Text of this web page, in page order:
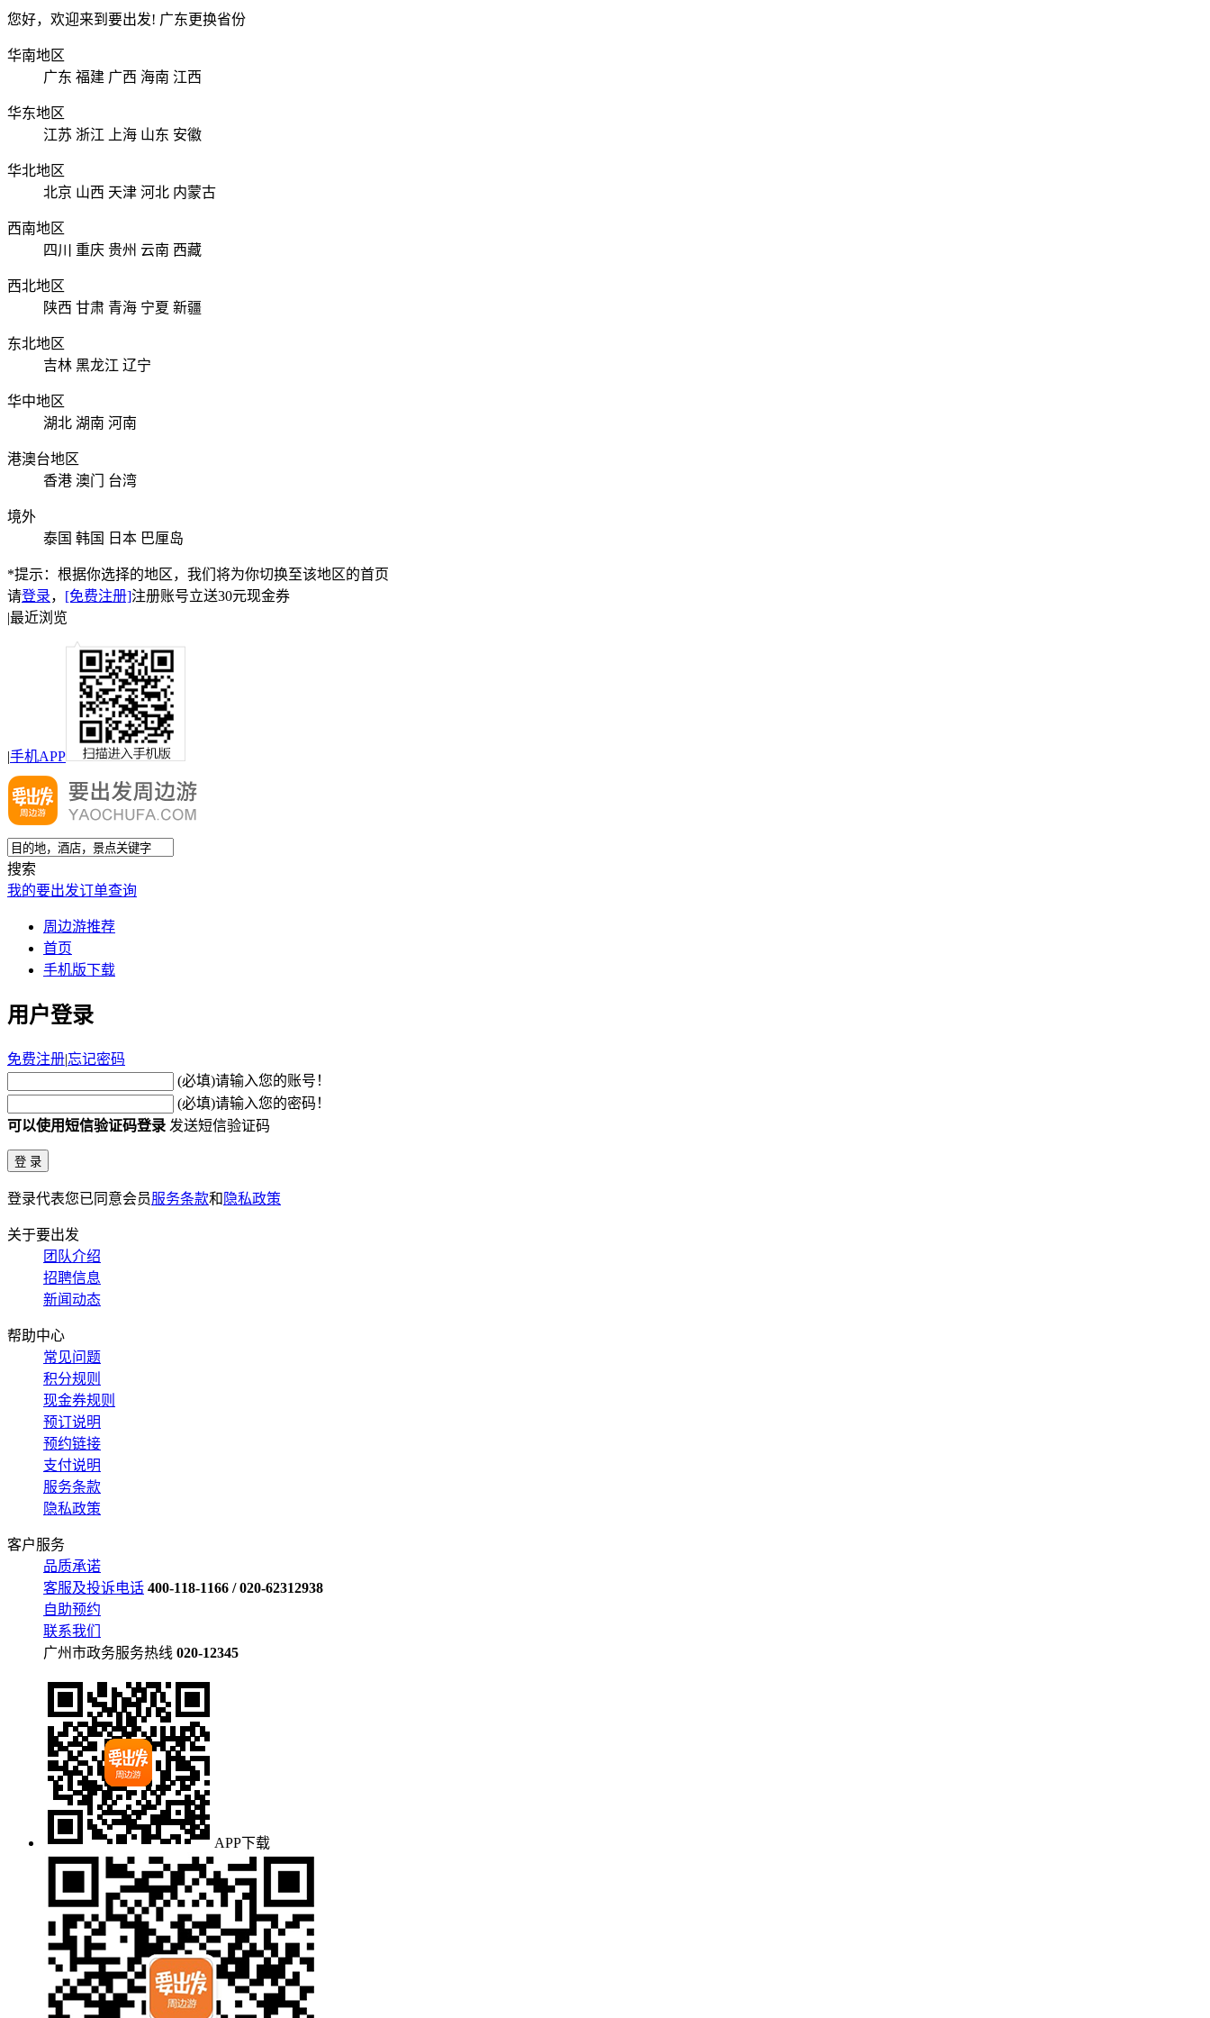
您好，欢迎来到要出发! 广东更换省份
华南地区
广东 福建 广西 海南 江西
华东地区
江苏 浙江 上海 山东 安徽
华北地区
北京 山西 天津 河北 内蒙古
西南地区
四川
重庆 贵州 云南 西藏
西北地区
陕西 甘肃 青海 宁夏 新疆
东北地区
吉林 黑龙江 辽宁
华中地区
湖北 湖南 河南
港澳台地区
香港 澳门 台湾
境外
泰国 韩国 日本 巴厘岛
*提示：根据你选择的地区，我们将为你切换至该地区的首页
请登录， [免费注册]注册账号立送30元现金券
|最近浏览
|手机APP
搜索
我的要出发订单查询
周边游推荐
首页
手机版下载
用户登录
免费注册|忘记密码
(必填)请输入您的账号！
(必填)请输入您的密码！
可以使用短信验证码登录 发送短信验证码
登录代表您已同意会员服务条款和 隐私政策
关于要出发
团队介绍
招聘信息
新闻动态
帮助中心
常见问题
积分规则
现金券规则
预订说明
预约链接
支付说明
服务条款
隐私政策
客户服务
品质承诺
客服及投诉电话 400-118-1166 / 020-62312938
自助预约
联系我们
广州市政务服务热线 020-12345
APP下载